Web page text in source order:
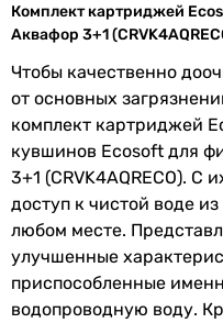
Совместим с
Ресурс
картриджа
Производство
Комплектация
Производительность
EAN
Комплект картриджей
Аквафор 3+1
Чтобы качественно
от основных
комплект картриджей
кувшинов Ecosoft для
3+1 (CRVK4AQRECO). С
доступ к чистой воде
любом месте.
улучшенные
приспособленные
водопроводную воду.